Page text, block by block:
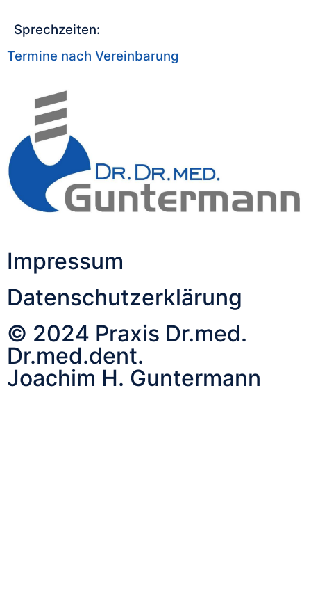
Sprechzeiten:
Termine nach Vereinbarung
Impressum
Datenschutzerklärung
© 2024 Praxis Dr.med.
Dr.med.dent.
Joachim H. Guntermann